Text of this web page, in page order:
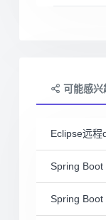
可能感兴
Eclipse远
Spring Boot
Spring Boot